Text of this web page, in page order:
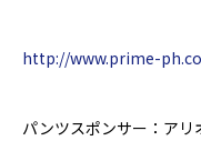
http://www.prime-
パンツスポンサー：アリ